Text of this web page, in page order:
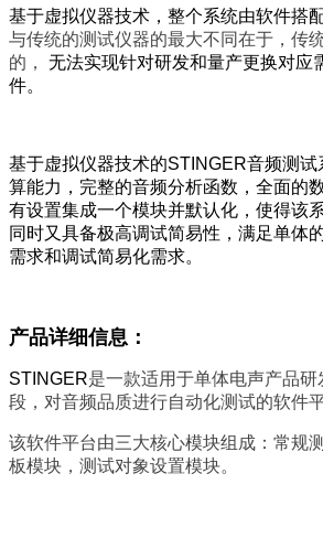
基于虚拟仪器技术，整个系统由软件搭
与传统的测试仪器的最大不同在于，传
的，
无法实现针对研发和量产更换对应
件。
基于虚拟仪器技术的STINGER音频测
算能力，完整的音频分析函数，全面的
有设置集成一个模块并默认化 ，使得该
同时又具备极高调试简易性， 满足单体
需求和调试简易化需求。
产品详细信息：
STINGER是一款适用于单体电声产品
段，对音频品质进行自动化测试的软件平
该软件平台由三大核心模块组成：常规
板模块，测试对象设置模块。